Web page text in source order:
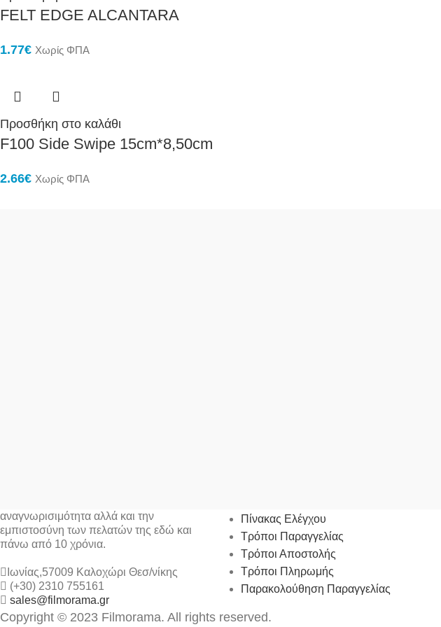
FELT EDGE ALCANTARA
1.77€ Χωρίς ΦΠΑ
Προσθήκη στο καλάθι
F100 Side Swipe 15cm*8,50cm
2.66€ Χωρίς ΦΠΑ
αναγνωρισιμότητα αλλά και την
εμπιστοσύνη των πελατών της εδώ και
πάνω από 10 χρόνια.
Ιωνίας,57009 Καλοχώρι Θεσ/νίκης
(+30) 2310 755161
sales@filmorama.gr
Πίνακας Ελέγχου
Τρόποι Παραγγελίας
Τρόποι Αποστολής
Τρόποι Πληρωμής
Παρακολούθηση Παραγγελίας
Copyright © 2023 Filmorama. All rights reserved.